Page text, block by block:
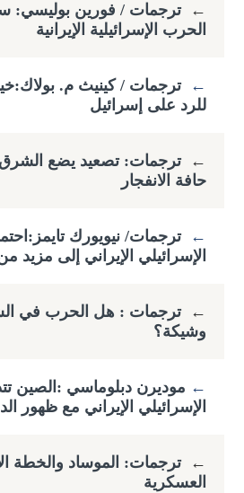
← ترجمات / فورين بوليسي:
الحرب الإسرائيلية الإيرانية
← ترجمات / كينيث م.
للرد على إسرائيل
← ترجمات: تصعيد يضع
حافة الانفجار
← ترجمات/ نيويورك
الإسرائيلي الإيراني إلى مزيد
← ترجمات : هل الحرب في
وشيكة؟
← ​موديرن دبلوماسي :الصين
الإسرائيلي الإيراني مع ظهور
← ترجمات: الموساد والخطة
العسكرية